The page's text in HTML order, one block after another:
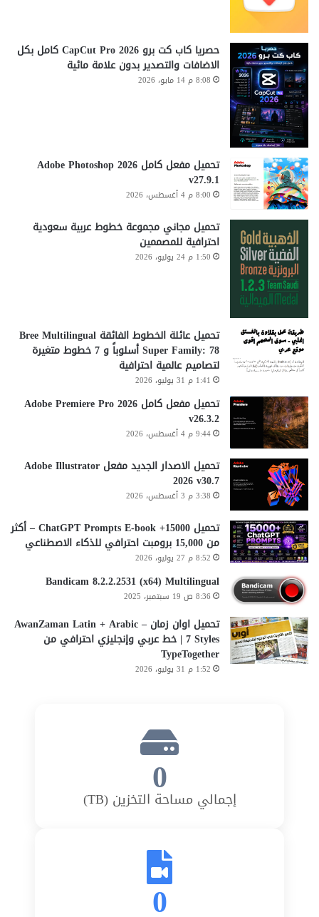
حصريا كاب كت برو CapCut Pro 2026 كامل بكل
الاضافات والتصدير بدون علامة مائية
8:08 م 14 مايو، 2026
تحميل مفعل كامل Adobe Photoshop 2026
v27.9.1
8:00 م 4 أغسطس، 2026
تحميل مجاني مجموعة خطوط عربية سعودية
احترافية للمصممين
1:50 م 24 يوليو، 2026
تحميل عائلة الخطوط الفائقة Bree Multilingual
Super Family: 78 أسلوباً و 7 خطوط متغيرة
لتصاميم عالمية احترافية
1:41 م 31 يوليو، 2026
تحميل مفعل كامل Adobe Premiere Pro 2026
v26.3.2
9:44 م 4 أغسطس، 2026
تحميل الاصدار الجديد مفعل Adobe Illustrator
2026 v30.7
3:38 م 3 أغسطس، 2026
تحميل 15000+ ChatGPT Prompts E-book – أكثر
من 15,000 برومبت احترافي للذكاء الاصطناعي
8:52 م 27 يوليو، 2026
Bandicam 8.2.2.2531 (x64) Multilingual
8:36 ص 19 سبتمبر، 2025
تحميل اوان زمان AwanZaman Latin + Arabic –
7 Styles | خط عربي وإنجليزي احترافي من
TypeTogether
1:52 م 31 يوليو، 2026
0
إجمالي مساحة التخزين (TB)
0